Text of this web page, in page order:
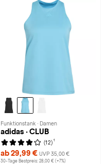
Funktionstank · Damen
adidas · CLUB
(12) 1
ab 29,99 € UVP 35,00 €
30-Tage Bestpreis: 28,00 € (+7%)